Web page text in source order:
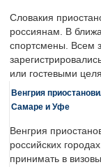
Словакия
россиянам. В
спортсмены. Всем
или гостевыми
Венгрия
Самаре и Уфе
Венгрия
российских
принимать в